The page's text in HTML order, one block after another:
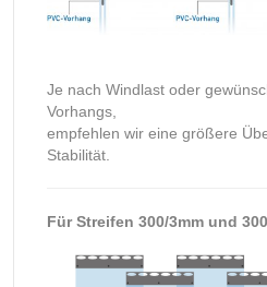
Je nach Windlast oder
Vorhangs,
empfehlen wir eine größere
Stabilität.
Für Streifen 300/3mm und